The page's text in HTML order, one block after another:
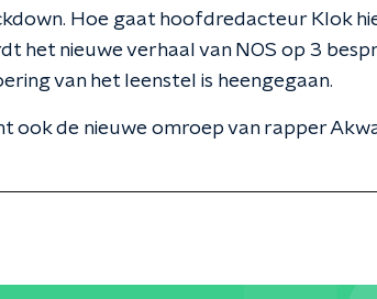
Hoe gaat hoofdredacteur Klok
het nieuwe verhaal van NOS op 3
van het leenstel is heengegaan.
ook de nieuwe omroep van rapper